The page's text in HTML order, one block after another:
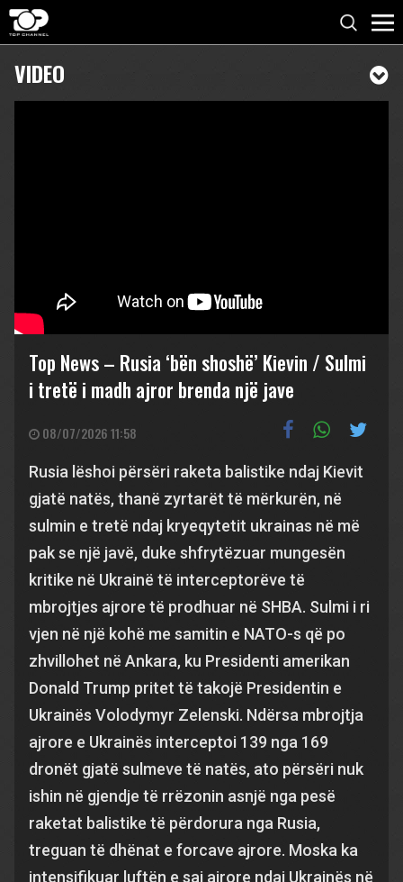
VIDEO
Top News – Rusia ‘bën shoshë’ Kievin / Sulmi
i tretë i madh ajror brenda një jave
08/07/2026 11:58
Rusia lëshoi përsëri raketa balistike ndaj Kievit
gjatë natës, thanë zyrtarët të mërkurën, në
sulmin e tretë ndaj kryeqytetit ukrainas në më
pak se një javë, duke shfrytëzuar mungesën
kritike në Ukrainë të interceptorëve të
mbrojtjes ajrore të prodhuar në SHBA. Sulmi i ri
vjen në një kohë me samitin e NATO-s që po
zhvillohet në Ankara, ku Presidenti amerikan
Donald Trump pritet të takojë Presidentin e
Ukrainës Volodymyr Zelenski. Ndërsa mbrojtja
ajrore e Ukrainës interceptoi 139 nga 169
dronët gjatë sulmeve të natës, ato përsëri nuk
ishin në gjendje të rrëzonin asnjë nga pesë
raketat balistike të përdorura nga Rusia,
treguan të dhënat e forcave ajrore. Moska ka
intensifikuar luftën e saj ajrore ndaj Ukrainës në